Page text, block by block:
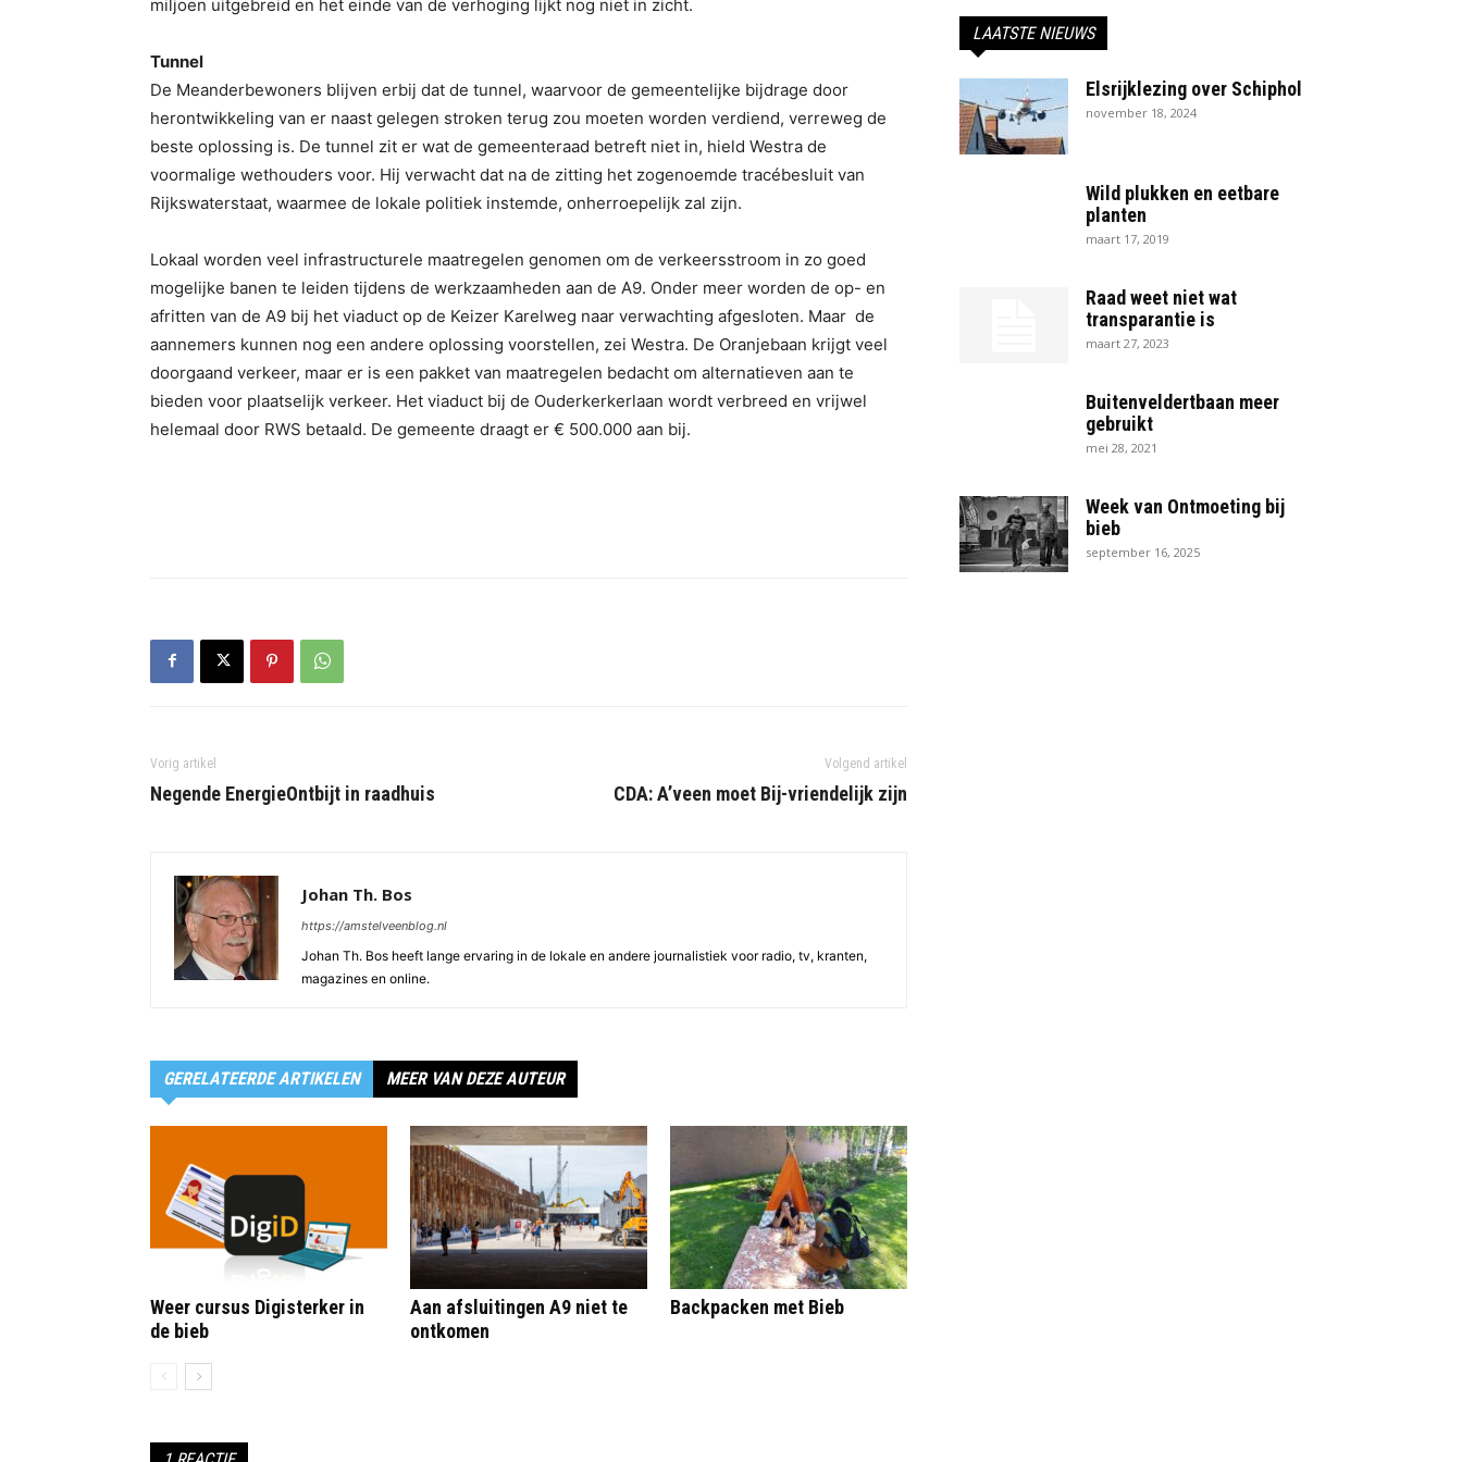
miljoen uitgebreid en het einde van de verhoging lijkt nog niet in zicht.
Tunnel
De Meanderbewoners blijven erbij dat de tunnel, waarvoor de gemeentelijke bijdrage door
herontwikkeling van er naast gelegen stroken terug zou moeten worden verdiend, verreweg de
beste oplossing is. De tunnel zit er wat de gemeenteraad betreft niet in, hield Westra de
voormalige wethouders voor. Hij verwacht dat na de zitting het zogenoemde tracébesluit van
Rijkswaterstaat, waarmee de lokale politiek instemde, onherroepelijk zal zijn.
Lokaal worden veel infrastructurele maatregelen genomen om de verkeersstroom in zo goed
mogelijke banen te leiden tijdens de werkzaamheden aan de A9. Onder meer worden de op- en
afritten van de A9 bij het viaduct op de Keizer Karelweg naar verwachting afgesloten. Maar de
aannemers kunnen nog een andere oplossing voorstellen, zei Westra. De Oranjebaan krijgt veel
doorgaand verkeer, maar er is een pakket van maatregelen bedacht om alternatieven aan te
bieden voor plaatselijk verkeer. Het viaduct bij de Ouderkerkerlaan wordt verbreed en vrijwel
helemaal door RWS betaald. De gemeente draagt er € 500.000 aan bij.
Vorig artikel
Negende EnergieOntbijt in raadhuis
Volgend artikel
CDA: A’veen moet Bij-vriendelijk zijn
Johan Th. Bos
https://amstelveenblog.nl
Johan Th. Bos heeft lange ervaring in de lokale en andere journalistiek voor radio, tv, kranten,
magazines en online.
GERELATEERDE ARTIKELEN MEER VAN DEZE AUTEUR
Weer cursus Digisterker in
de bieb
Aan afsluitingen A9 niet te
ontkomen
Backpacken met Bieb
LAATSTE NIEUWS
Elsrijklezing over Schiphol
november 18, 2024
Wild plukken en eetbare
planten
maart 17, 2019
Raad weet niet wat
transparantie is
maart 27, 2023
Buitenveldertbaan meer
gebruikt
mei 28, 2021
Week van Ontmoeting bij
bieb
september 16, 2025